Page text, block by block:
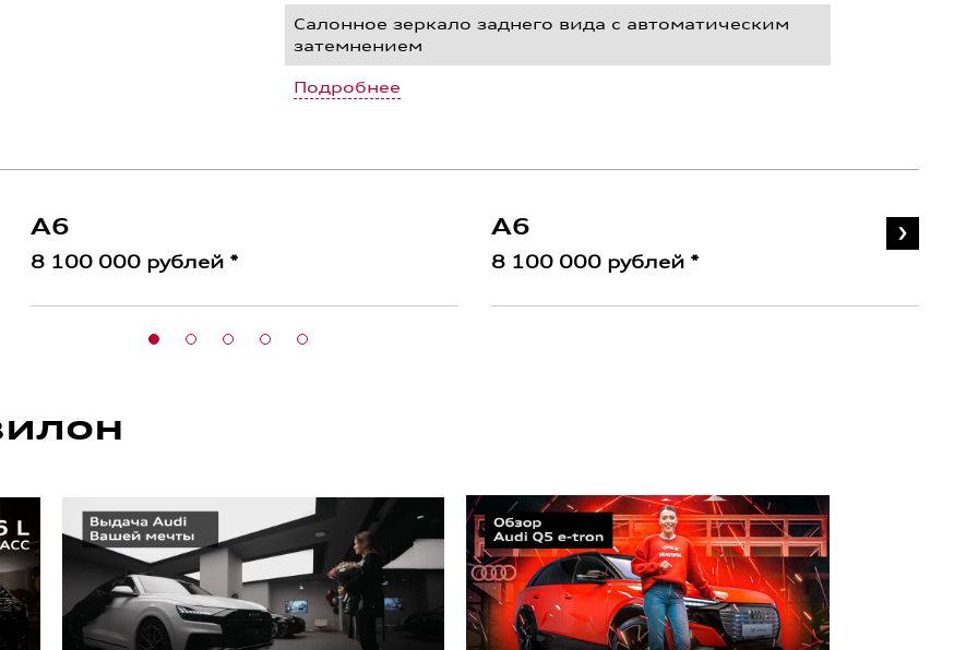
Салонное зеркало заднего вида с автоматическим
затемнением
Подробнее
A6
8 100 000 рублей *
A6
8 100 000 рублей *